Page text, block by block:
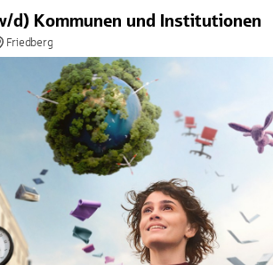
d) Kommunen und Institutionen
Friedberg